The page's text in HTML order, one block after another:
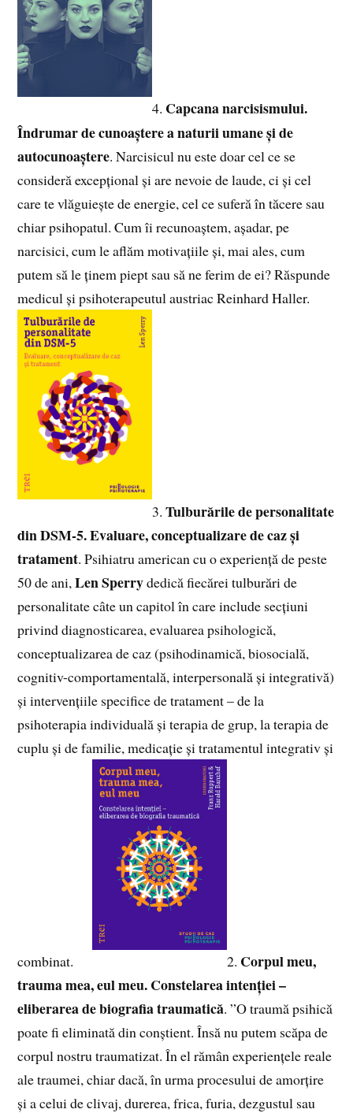
4. Capcana narcisismului.
Îndrumar de cunoaștere a naturii umane și de
autocunoaștere. Narcisicul nu este doar cel ce se
consideră excepțional și are nevoie de laude, ci și cel
care te vlăguiește de energie, cel ce suferă în tăcere sau
chiar psihopatul. Cum îi recunoaștem, așadar, pe
narcisici, cum le aflăm motivațiile și, mai ales, cum
putem să le ținem piept sau să ne ferim de ei? Răspunde
medicul și psihoterapeutul austriac Reinhard Haller.
3.Tulburările de personalitate
din DSM-5. Evaluare, conceptualizare de caz și
tratament. Psihiatru american cu o experiență de peste
50 de ani,Len Sperrydedică fiecărei tulburări de
personalitate câte un capitol în care include secțiuni
privind diagnosticarea, evaluarea psihologică,
conceptualizarea de caz (psihodinamică, biosocială,
cognitiv-comportamentală, interpersonală și integrativă)
și intervențiile specifice de tratament – de la
psihoterapia individuală și terapia de grup, la terapia de
cuplu și de familie, medicație și tratamentul integrativ și
combinat. 2. Corpul meu,
trauma mea, eul meu. Constelarea intenției –
eliberarea de biografia traumatică. ”O traumă psihică
poate fi eliminată din conștient. Însă nu putem scăpa de
corpul nostru traumatizat. În el rămân experiențele reale
ale traumei, chiar dacă, în urma procesului de amorțire
și a celui de clivaj, durerea, frica, furia, dezgustul sau